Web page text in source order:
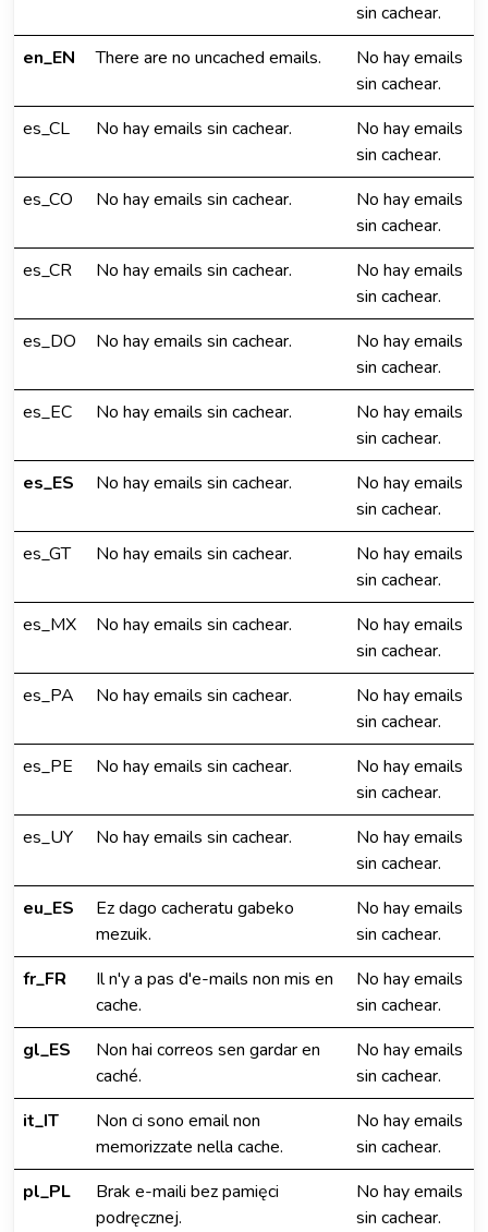
sin cachear.
en_EN
There are no uncached emails.
No hay emails
sin cachear.
es_CL
No hay emails sin cachear.
No hay emails
sin cachear.
es_CO
No hay emails sin cachear.
No hay emails
sin cachear.
es_CR
No hay emails sin cachear.
No hay emails
sin cachear.
es_DO
No hay emails sin cachear.
No hay emails
sin cachear.
es_EC
No hay emails sin cachear.
No hay emails
sin cachear.
es_ES
No hay emails sin cachear.
No hay emails
sin cachear.
es_GT
No hay emails sin cachear.
No hay emails
sin cachear.
es_MX
No hay emails sin cachear.
No hay emails
sin cachear.
es_PA
No hay emails sin cachear.
No hay emails
sin cachear.
es_PE
No hay emails sin cachear.
No hay emails
sin cachear.
es_UY
No hay emails sin cachear.
No hay emails
sin cachear.
eu_ES
Ez dago cacheratu gabeko
mezuik.
No hay emails
sin cachear.
fr_FR
Il n'y a pas d'e-mails non mis en
cache.
No hay emails
sin cachear.
gl_ES
Non hai correos sen gardar en
caché.
No hay emails
sin cachear.
it_IT
Non ci sono email non
memorizzate nella cache.
No hay emails
sin cachear.
pl_PL
Brak e-maili bez pamięci
podręcznej.
No hay emails
sin cachear.